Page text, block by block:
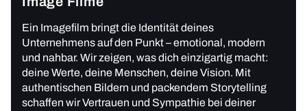
Ein Imagefilm bringt die Identität deines
Unternehmens auf den Punkt – emotional, modern
und nahbar. Wir zeigen, was dich einzigartig macht:
deine Werte, deine Menschen, deine Vision. Mit
authentischen Bildern und packendem Storytelling
schaffen wir Vertrauen und Sympathie bei deiner